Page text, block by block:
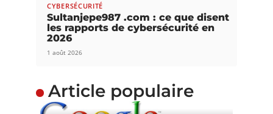
CYBERSÉCURITÉ
Sultanjepe987 .com : ce que disent
les rapports de cybersécurité en
2026
1 août 2026
Article populaire